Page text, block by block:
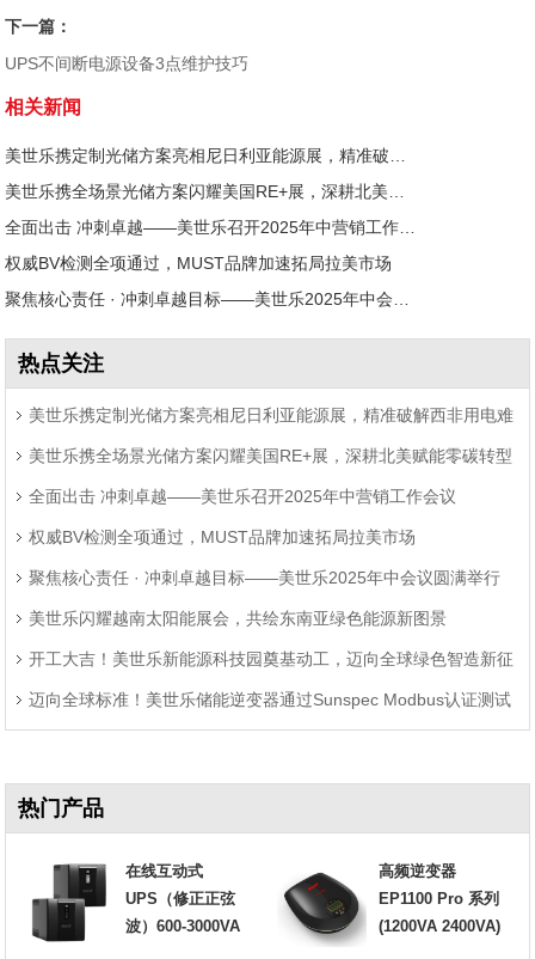
下一篇：
UPS不间断电源设备3点维护技巧
相关新闻
美世乐携定制光储方案亮相尼日利亚能源展，精准破解西非用电难题
美世乐携全场景光储方案闪耀美国RE+展，深耕北美赋能零碳转型
全面出击 冲刺卓越——美世乐召开2025年中营销工作会议
权威BV检测全项通过，MUST品牌加速拓局拉美市场
聚焦核心责任 · 冲刺卓越目标——美世乐2025年中会议圆满举行
热点关注
美世乐携定制光储方案亮相尼日利亚能源展，精准破解西非用电难
题 美世乐携全场景光储方案闪耀美国RE+展，深耕北美赋能零碳转型
全面出击 冲刺卓越——美世乐召开2025年中营销工作会议
权威BV检测全项通过，MUST品牌加速拓局拉美市场
聚焦核心责任 · 冲刺卓越目标——美世乐2025年中会议圆满举行
美世乐闪耀越南太阳能展会，共绘东南亚绿色能源新图景
开工大吉！美世乐新能源科技园奠基动工，迈向全球绿色智造新征
程 迈向全球标准！美世乐储能逆变器通过Sunspec Modbus认证测试
热门产品
在线互动式
UPS（修正正弦
波）600-3000VA
高频逆变器
EP1100 Pro 系列
(1200VA 2400VA)